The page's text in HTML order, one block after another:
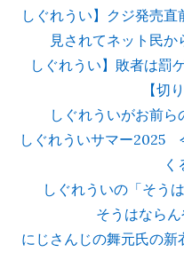
しぐれうい】クジ発売
見されてネット民か
しぐれうい】敗者は罰
【切
しぐれういがお前ら
しぐれういサマー2025
く
しぐれういの「そう
そうはならん
にじさんじの舞元氏の